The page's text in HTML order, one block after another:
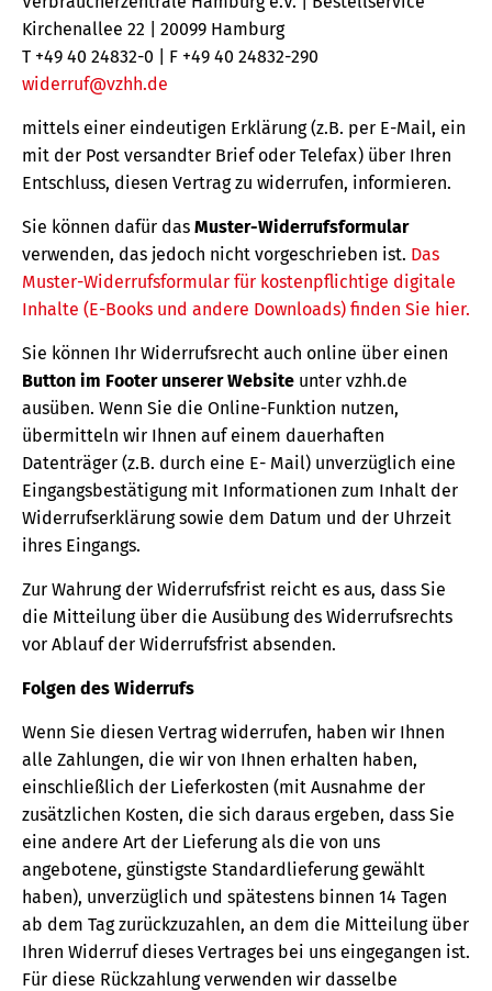
Kirchenallee 22 | 20099 Hamburg
T +49 40 24832-0 | F +49 40 24832-290
widerruf@vzhh.de
mittels einer eindeutigen Erklärung (z.B. per E-Mail, ein
mit der Post versandter Brief oder Telefax) über Ihren
Entschluss, diesen Vertrag zu widerrufen, informieren.
Sie können dafür das Muster-Widerrufsformular
verwenden, das jedoch nicht vorgeschrieben ist. Das
Muster-Widerrufsformular für kostenpflichtige digitale
Inhalte (E-Books und andere Downloads) finden Sie hier.
Sie können Ihr Widerrufsrecht auch online über einen
Button im Footer unserer Website unter vzhh.de
ausüben. Wenn Sie die Online-Funktion nutzen,
übermitteln wir Ihnen auf einem dauerhaften
Datenträger (z.B. durch eine E- Mail) unverzüglich eine
Eingangsbestätigung mit Informationen zum Inhalt der
Widerrufserklärung sowie dem Datum und der Uhrzeit
ihres Eingangs.
Zur Wahrung der Widerrufsfrist reicht es aus, dass Sie
die Mitteilung über die Ausübung des Widerrufsrechts
vor Ablauf der Widerrufsfrist absenden.
Folgen des Widerrufs
Wenn Sie diesen Vertrag widerrufen, haben wir Ihnen
alle Zahlungen, die wir von Ihnen erhalten haben,
einschließlich der Lieferkosten (mit Ausnahme der
zusätzlichen Kosten, die sich daraus ergeben, dass Sie
eine andere Art der Lieferung als die von uns
angebotene, günstigste Standardlieferung gewählt
haben), unverzüglich und spätestens binnen 14 Tagen
ab dem Tag zurückzuzahlen, an dem die Mitteilung über
Ihren Widerruf dieses Vertrages bei uns eingegangen ist.
Für diese Rückzahlung verwenden wir dasselbe